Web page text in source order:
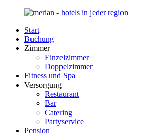
Zurück
Inhalt
Merian-
Hotel.de
Portal
Unterkunft
Deutschland
Start
Buchung
Zimmer
Einzelzimmer
Doppelzimmer
Fitness und Spa
Versorgung
Restaurant
Bar
Catering
Partyservice
Pension